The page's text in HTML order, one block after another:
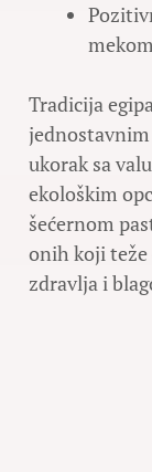
Tradicija
ukorak sa
ekološkim
šećernom
onih koji
zdravlja i